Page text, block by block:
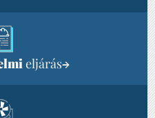
eljárás→